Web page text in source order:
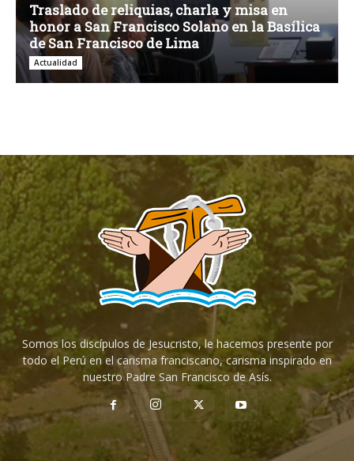
Traslado de reliquias, charla y misa en
honor a San Francisco Solano en la Basílica
de San Francisco de Lima
Actualidad
Somos los discípulos de Jesucristo, le hacemos presente por
todo el Perú en el carisma franciscano, carisma inspirado en
nuestro Padre San Francisco de Asís.